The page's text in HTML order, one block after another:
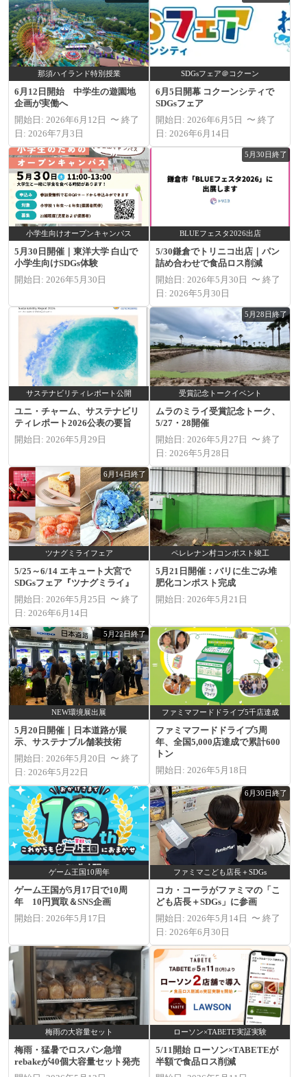
那須ハイランド特別授業
6月12日開始 中学生の遊園地
企画が実働へ
開始日: 2026年6月12日 〜 終了
日: 2026年7月3日
SDGsフェア＠コクーン
6月5日開幕 コクーンシティで
SDGsフェア
開始日: 2026年6月5日 〜 終了
日: 2026年6月14日
小学生向けオープンキャンパス
5月30日開催｜東洋大学 白山で
小学生向けSDGs体験
開始日: 2026年5月30日
5月30日終了
BLUEフェスタ2026出店
5/30鎌倉でトリニコ出店｜パン
詰め合わせで食品ロス削減
開始日: 2026年5月30日 〜 終了
日: 2026年5月30日
サステナビリティレポート公開
ユニ・チャーム、サステナビリ
ティレポート2026公表の要旨
開始日: 2026年5月29日
5月28日終了
受賞記念トークイベント
ムラのミライ受賞記念トーク、
5/27・28開催
開始日: 2026年5月27日 〜 終了
日: 2026年5月28日
6月14日終了
ツナグミライフェア
5/25～6/14 エキュート大宮で
SDGsフェア『ツナグミライ』
開始日: 2026年5月25日 〜 終了
日: 2026年6月14日
ペレレナン村コンポスト竣工
5月21日開催：バリに生ごみ堆
肥化コンポスト完成
開始日: 2026年5月21日
5月22日終了
NEW環境展出展
5月20日開催｜日本道路が展
示、サステナブル舗装技術
開始日: 2026年5月20日 〜 終了
日: 2026年5月22日
ファミマフードドライブ5千店達成
ファミマフードドライブ5周
年、全国5,000店達成で累計600
トン
開始日: 2026年5月18日
ゲーム王国10周年
ゲーム王国が5月17日で10周
年 10円買取＆SNS企画
開始日: 2026年5月17日
6月30日終了
ファミマこども店長＋SDGs
コカ・コーラがファミマの「こ
ども店長＋SDGs」に参画
開始日: 2026年5月14日 〜 終了
日: 2026年6月30日
梅雨の大容量セット
梅雨・猛暑でロスパン急増
rebakeが40個大容量セット発売
ローソン×TABETE実証実験
5/11開始 ローソン×TABETEが
半額で食品ロス削減